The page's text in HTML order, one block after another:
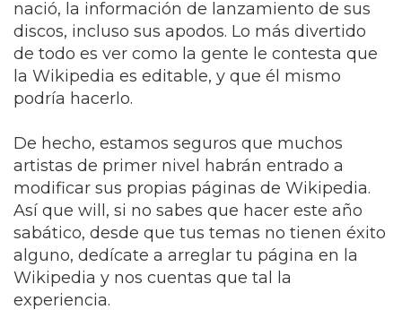
nació, la información de lanzamiento de sus
discos, incluso sus apodos. Lo más divertido
de todo es ver como la gente le contesta que
la Wikipedia es editable, y que él mismo
podría hacerlo.
De hecho, estamos seguros que muchos
artistas de primer nivel habrán entrado a
modificar sus propias páginas de Wikipedia.
Así que will, si no sabes que hacer este año
sabático, desde que tus temas no tienen éxito
alguno, dedícate a arreglar tu página en la
Wikipedia y nos cuentas que tal la
experiencia.